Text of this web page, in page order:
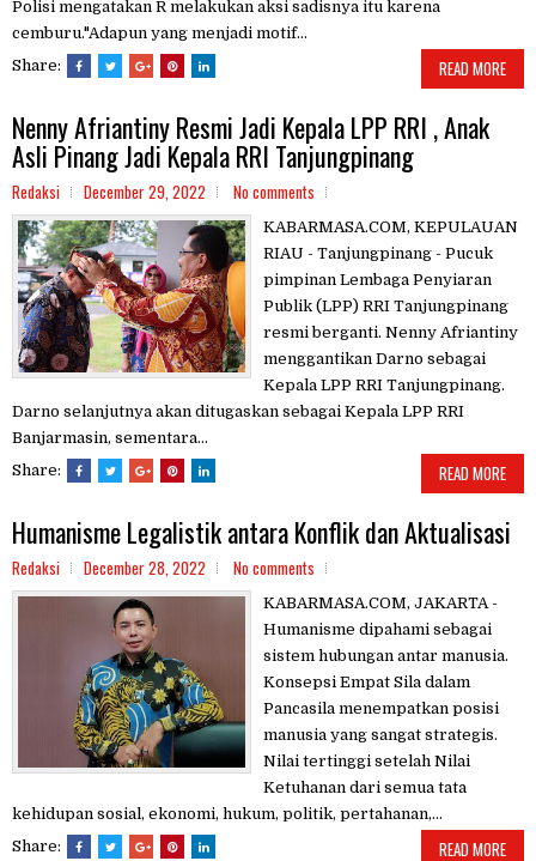
Polisi mengatakan R melakukan aksi sadisnya itu karena
cemburu."Adapun yang menjadi motif...
Share:
READ MORE
Nenny Afriantiny Resmi Jadi Kepala LPP RRI , Anak
Asli Pinang Jadi Kepala RRI Tanjungpinang
Redaksi December 29, 2022 No comments
KABARMASA.COM, KEPULAUAN
RIAU - Tanjungpinang - Pucuk
pimpinan Lembaga Penyiaran
Publik (LPP) RRI Tanjungpinang
resmi berganti. Nenny Afriantiny
menggantikan Darno sebagai
Kepala LPP RRI Tanjungpinang.
Darno selanjutnya akan ditugaskan sebagai Kepala LPP RRI
Banjarmasin, sementara...
Share:
READ MORE
Humanisme Legalistik antara Konflik dan Aktualisasi
Redaksi December 28, 2022 No comments
KABARMASA.COM, JAKARTA -
Humanisme dipahami sebagai
sistem hubungan antar manusia.
Konsepsi Empat Sila dalam
Pancasila menempatkan posisi
manusia yang sangat strategis.
Nilai tertinggi setelah Nilai
Ketuhanan dari semua tata
kehidupan sosial, ekonomi, hukum, politik, pertahanan,...
Share:
READ MORE